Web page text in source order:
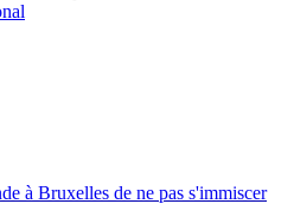
à Bruxelles de ne pas s'immiscer